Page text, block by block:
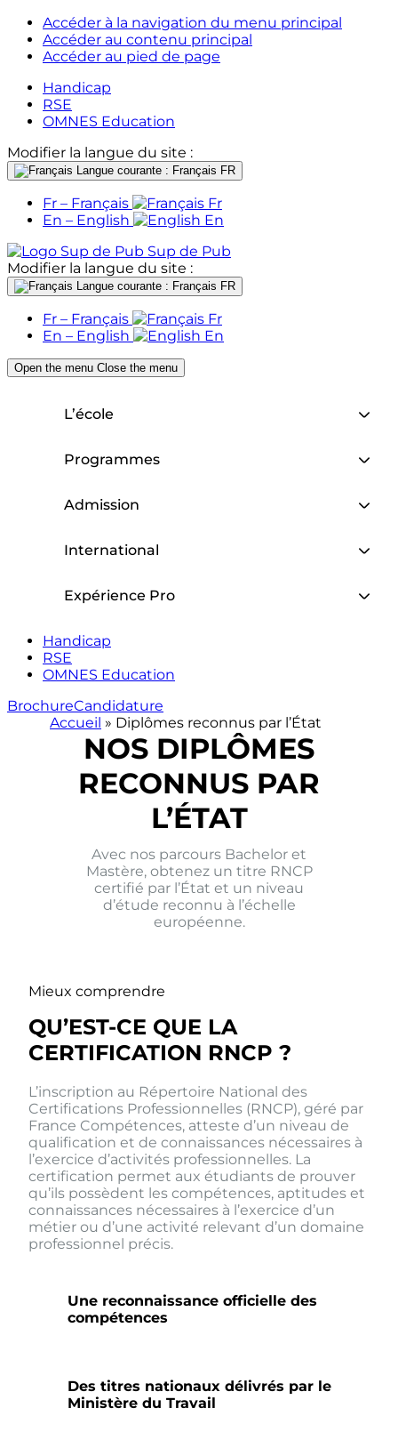
Accéder à la navigation du menu principal
Accéder au contenu principal
Accéder au pied de page
Handicap
RSE
OMNES Education
Modifier la langue du site :
Langue courante : Français FR
Fr – Français
Fr
En – English
En
Sup de Pub
Modifier la langue du site :
Langue courante : Français FR
Fr – Français
Fr
En – English
En
Open the menu Close the menu
L’école
Programmes
Admission
International
Expérience Pro
Handicap
RSE
OMNES Education
BrochureCandidature
Accueil » Diplômes reconnus par l’État
NOS DIPLÔMES
RECONNUS PAR
L’ÉTAT
Avec nos parcours Bachelor et
Mastère, obtenez un titre RNCP
certifié par l’État et un niveau
d’étude reconnu à l’échelle
européenne.
Mieux comprendre
QU’EST-CE QUE LA
CERTIFICATION RNCP ?
L’inscription au Répertoire National des
Certifications Professionnelles (RNCP), géré par
France Compétences, atteste d’un niveau de
qualification et de connaissances nécessaires à
l’exercice d’activités professionnelles. La
certification permet aux étudiants de prouver
qu’ils possèdent les compétences, aptitudes et
connaissances nécessaires à l’exercice d’un
métier ou d’une activité relevant d’un domaine
professionnel précis.
Une reconnaissance officielle des
compétences
Des titres nationaux délivrés par le
Ministère du Travail